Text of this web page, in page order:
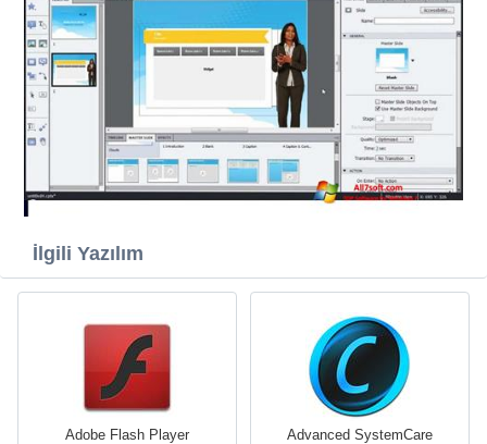
İlgili Yazılım
Adobe Flash Player Advanced SystemCare